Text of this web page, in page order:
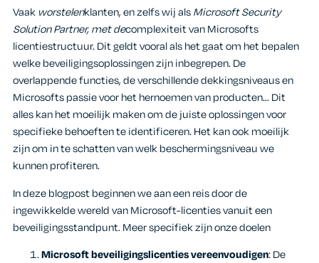
Vaak worstelenklanten, en zelfs wij alsMicrosoft Security
Solution Partner, met decomplexiteit van Microsofts
licentiestructuur. Dit geldt vooral als het gaat om het bepalen
welke beveiligingsoplossingen zijn inbegrepen. De
overlappende functies, de verschillende dekkingsniveaus en
Microsofts passie voor het hernoemen van producten… Dit
alles kan het moeilijk maken om de juiste oplossingen voor
specifieke behoeften te identificeren. Het kan ook moeilijk
zijn om in te schatten van welk beschermingsniveau we
kunnen profiteren.
In deze blogpost beginnen we aan een reis door de
ingewikkelde wereld van Microsoft-licenties vanuit een
beveiligingsstandpunt. Meer specifiek zijn onze doelen
Microsoft beveiligingslicenties vereenvoudigen: De